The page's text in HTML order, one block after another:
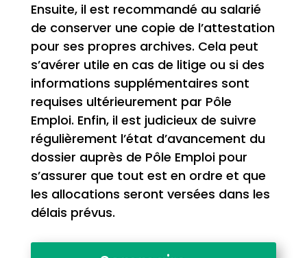
Ensuite, il est recommandé au salarié
de conserver une copie de l’attestation
pour ses propres archives. Cela peut
s’avérer utile en cas de litige ou si des
informations supplémentaires sont
requises ultérieurement par Pôle
Emploi. Enfin, il est judicieux de suivre
régulièrement l’état d’avancement du
dossier auprès de Pôle Emploi pour
s’assurer que tout est en ordre et que
les allocations seront versées dans les
délais prévus.